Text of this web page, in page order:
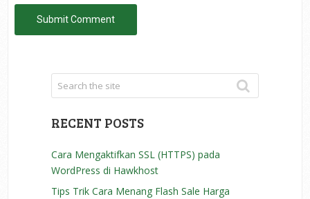
RECENT POSTS
Cara Mengaktifkan SSL (HTTPS) pada
WordPress di Hawkhost
Tips Trik Cara Menang Flash Sale Harga